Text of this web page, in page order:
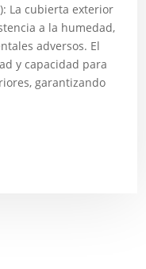
La cubierta exterior
a la humedad,
adversos. El
y capacidad para
garantizando